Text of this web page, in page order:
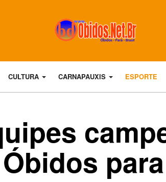
CULTURA CARNAPAUXIS ESPORTE